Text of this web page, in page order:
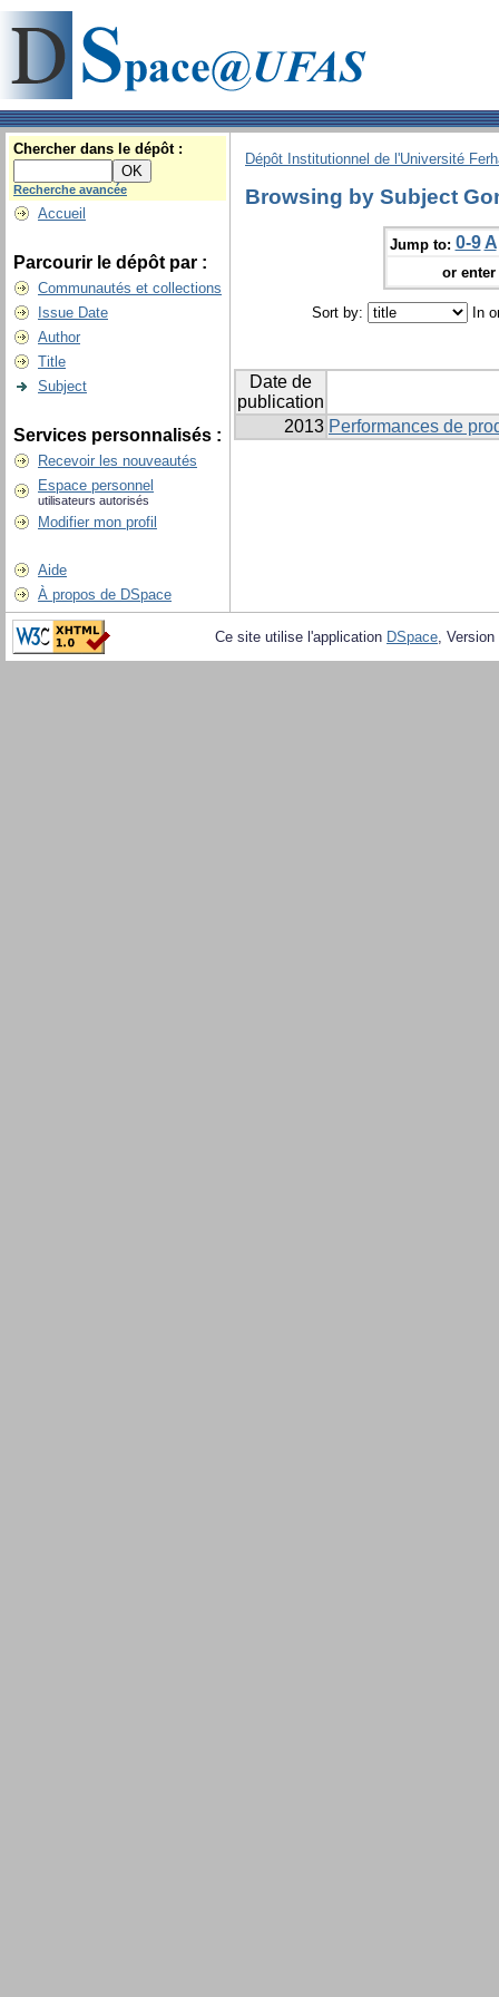
Chercher dans le dépôt :
Recherche avancée
Accueil
Parcourir le dépôt par :
Communautés et collections
Issue Date
Author
Title
Subject
Services personnalisés :
Recevoir les nouveautés
Espace personnel
utilisateurs autorisés
Modifier mon profil
Aide
À propos de DSpace
Dépôt Institutionnel de l'Université
Browsing by Subject
Jump to: 0-9 A
or
Sort by: In
Date de
publication
2013 Performances de
Ce site utilise l'application DSpace,